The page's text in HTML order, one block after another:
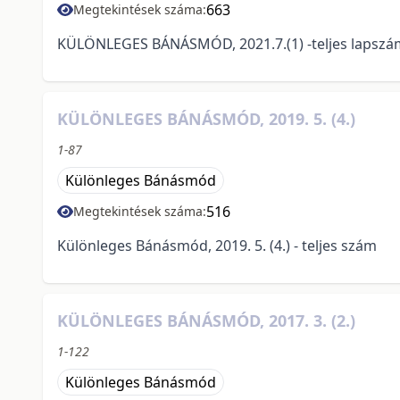
Megtekintések száma:663
KÜLÖNLEGES BÁNÁSMÓD, 2021.7.(1) -teljes
KÜLÖNLEGES BÁNÁSMÓD, 2019. 5. (4.)
1-87
Különleges Bánásmód
Megtekintések száma:516
Különleges Bánásmód, 2019. 5. (4.) - teljes szám
KÜLÖNLEGES BÁNÁSMÓD, 2017. 3. (2.)
1-122
Különleges Bánásmód